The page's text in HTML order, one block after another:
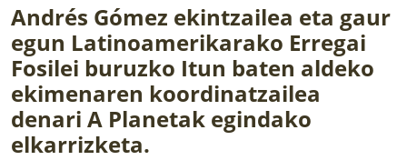
Andrés Gómez ekintzailea eta gaur
egun Latinoamerikarako Erregai
Fosilei buruzko Itun baten aldeko
ekimenaren koordinatzailea
denari A Planetak egindako
elkarrizketa.